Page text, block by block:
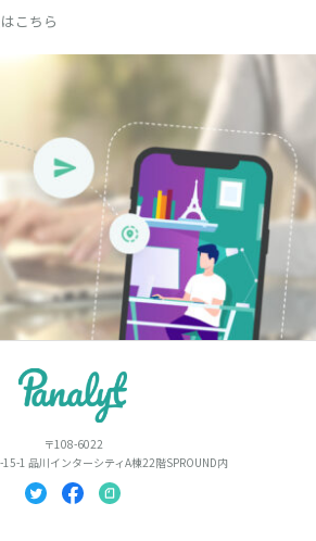
こちら
〒108-6022
1 品川インターシティA棟22階SPROUND内